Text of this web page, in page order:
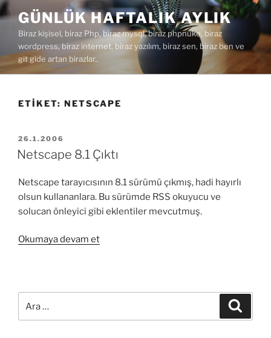
İçeriğe
geç
GÜNLÜK HAFTALIK AYLIK
Biraz kişisel, biraz Php, biraz mysql, biraz phpnuke, biraz
wordpress, biraz internet, biraz yazılım, biraz sen, biraz ben ve
git gide artan birazlar..
ETIKET: NETSCAPE
YAYIM
TARIHI
26.1.2006
Netscape 8.1 Çıktı
Netscape tarayıcısının 8.1 sürümü çıkmış, hadi hayırlı
olsun kullananlara. Bu sürümde RSS okuyucu ve
solucan önleyici gibi eklentiler mevcutmuş.
Okumaya devam et“Netscape